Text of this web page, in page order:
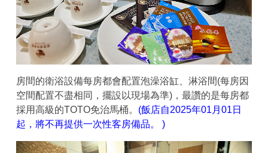
房間的衛浴設備每房都會配置泡澡浴缸、淋浴間(每房因
空間配置不盡相同，擺設以現場為準)，最讚的是每房都
採用高級的TOTO免治馬桶。 (飯店自2025年01月01日
起，將不再提供一次性客房備品。 )